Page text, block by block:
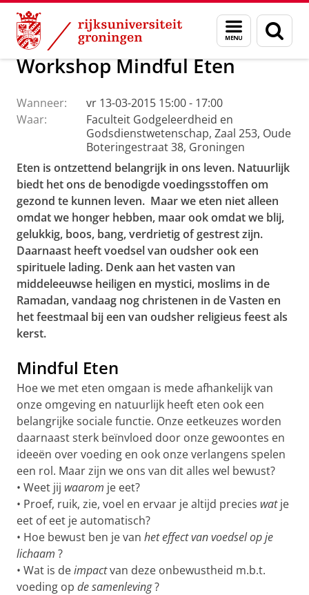
Skip
Content
Skip
Navigation
Menu
en
zoeken
Faculteit Religie, Cultuur en Maatschappij Agenda
Workshop Mindful Eten
Wanneer:
vr 13-03-2015 15:00 - 17:00
Waar:
Faculteit Godgeleerdheid en
Godsdienstwetenschap, Zaal 253, Oude
Boteringestraat 38, Groningen
Eten is ontzettend belangrijk in ons leven. Natuurlijk
biedt het ons de benodigde voedingsstoffen om
gezond te kunnen leven. Maar we eten niet alleen
omdat we honger hebben, maar ook omdat we blij,
gelukkig, boos, bang, verdrietig of gestrest zijn.
Daarnaast heeft voedsel van oudsher ook een
spirituele lading. Denk aan het vasten van
middeleeuwse heiligen en mystici, moslims in de
Ramadan, vandaag nog christenen in de Vasten en
het feestmaal bij een van oudsher religieus feest als
kerst.
Mindful Eten
Hoe we met eten omgaan is mede afhankelijk van
onze omgeving en natuurlijk heeft eten ook een
belangrijke sociale functie. Onze eetkeuzes worden
daarnaast sterk beïnvloed door onze gewoontes en
ideeën over voeding en ook onze verlangens spelen
een rol. Maar zijn we ons van dit alles wel bewust?
• Weet jij waarom je eet?
• Proef, ruik, zie, voel en ervaar je altijd precies wat je
eet of eet je automatisch?
• Hoe bewust ben je van het effect van voedsel op je
lichaam ?
• Wat is deimpactvan deze onbewustheid m.b.t.
voeding op de samenleving?